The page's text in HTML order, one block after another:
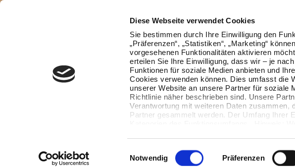
Diese Webseite verwendet Cookies
Sie bestimmen durch Ihre Einwilligung den
„Präferenzen“, „Statistiken“, „Marketing“
vorgesehenen Funktionalitäten aktivieren
erteilen Sie Ihre Einwilligung, dass wir – je
Funktionen für soziale Medien anbieten und
Cookies verwenden können. Dies umfasst die
unserer Website an unsere Partner für soziale
Richtlinie näher beschrieben sind. Unsere
Verantwortung mit weiteren Daten zusammen,
Partner gesammelt werden. Der Umfang Ihrer
Ihre Einwilligung jederzeit widerrufen, ohne
Datenverarbeitung berührt wird.
Einwilligungsauswahl
Notwendig Präferenzen